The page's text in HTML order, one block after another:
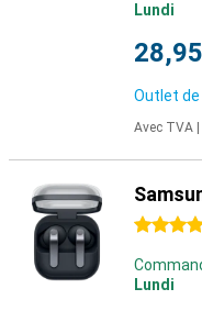
Lundi
Outlet de
Avec TVA
5 étoiles
Lundi